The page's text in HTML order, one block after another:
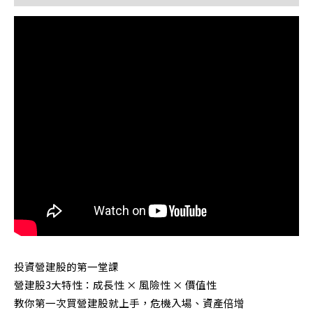
數
投資營建股的第一堂課
營建股3大特性：成長性 × 風險性 × 價值性
教你第一次買營建股就上手，危機入場、資產倍增